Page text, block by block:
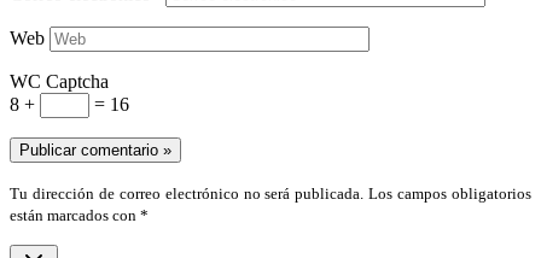
Web
WC Captcha
8 +
= 16
Tu dirección de correo electrónico no será publicada. Los campos obligatorios
están marcados con *